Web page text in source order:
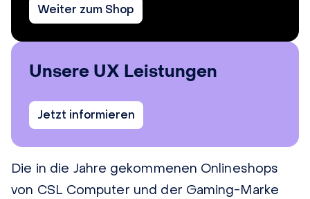
Die in die Jahre gekommenen Onlineshops
von CSL Computer und der Gaming-Marke
Weiter zum Shop
Unsere UX Leistungen
Jetzt informieren